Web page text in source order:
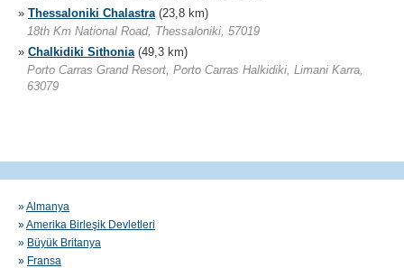
» Thessaloniki Chalastra(23,8 km)
18th Km National Road, Thessaloniki, 57019
» Chalkidiki Sithonia(49,3 km)
Porto Carras Grand Resort, Porto Carras Halkidiki, Limani Karra,
63079
»Almanya
»Amerika Birleşik Devletleri
» Büyük Britanya
» Fransa